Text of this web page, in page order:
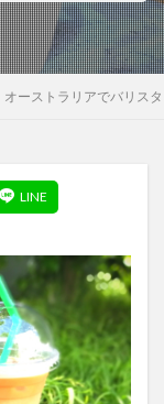
オーストラリアでバリス